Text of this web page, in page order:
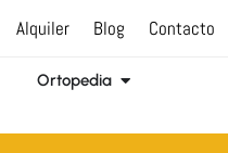
Alquiler Blog Contacto
Ortopedia Abrir